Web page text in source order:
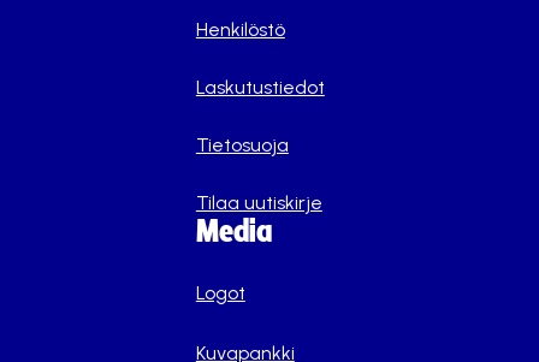
Henkilöstö
Laskutustiedot
Tietosuoja
Tilaa uutiskirje
Media
Logot
Kuvapankki